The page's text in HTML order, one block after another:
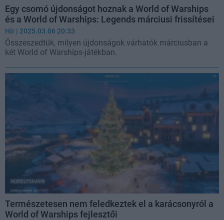
Egy csomó újdonságot hoznak a World of Warships
és a World of Warships: Legends márciusi frissítései
Hír | 2025.03.06 20:33
Összeszedtük, milyen újdonságok várhatók márciusban a
két World of Warships-játékban.
Természetesen nem feledkeztek el a karácsonyról a
World of Warships fejlesztői